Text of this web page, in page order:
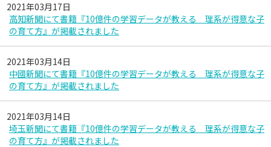
2021年03月17日
高知新聞にて書籍『10億件の学習データが教える 理系が得意な子
の育て方』が掲載されました
2021年03月14日
中國新聞にて書籍『10億件の学習データが教える 理系が得意な子
の育て方』が掲載されました
2021年03月14日
埼玉新聞にて書籍『10億件の学習データが教える 理系が得意な子
の育て方』が掲載されました